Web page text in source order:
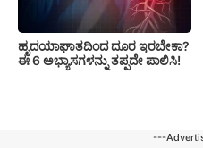
ಹೃದಯಾಘಾತದಿಂದ ದೂರ ಇರಬೇಕಾ?
ಈ 6 ಅಭ್ಯಾಸಗಳನ್ನು ತಪ್ಪದೇ ಪಾಲಿಸಿ!
---